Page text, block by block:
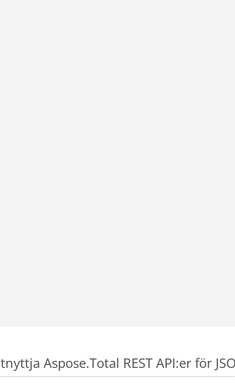
Aspose.Total REST API:er för